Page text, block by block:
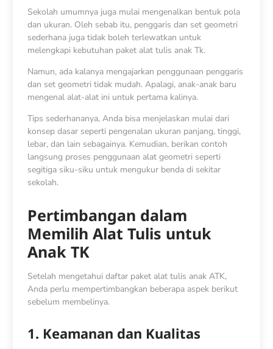
Sekolah umumnya juga mulai mengenalkan bentuk pola
dan ukuran. Oleh sebab itu, penggaris dan set geometri
sederhana juga tidak boleh terlewatkan untuk
melengkapi kebutuhan paket alat tulis anak Tk.
Namun, ada kalanya mengajarkan penggunaan penggaris
dan set geometri tidak mudah. Apalagi, anak-anak baru
mengenal alat-alat ini untuk pertama kalinya.
Tips sederhananya, Anda bisa menjelaskan mulai dari
konsep dasar seperti pengenalan ukuran panjang, tinggi,
lebar, dan lain sebagainya. Kemudian, berikan contoh
langsung proses penggunaan alat geometri seperti
segitiga siku-siku untuk mengukur benda di sekitar
sekolah.
Pertimbangan dalam
Memilih Alat Tulis untuk
Anak TK
Setelah mengetahui daftar paket alat tulis anak ATK,
Anda perlu mempertimbangkan beberapa aspek berikut
sebelum membelinya.
1. Keamanan dan Kualitas